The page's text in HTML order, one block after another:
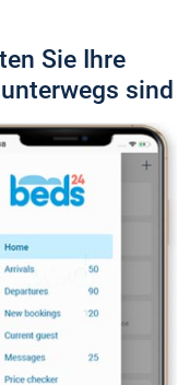
Sie Ihre
sind